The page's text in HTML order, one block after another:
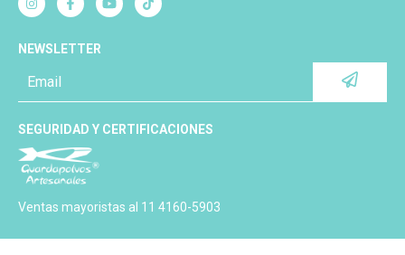
NEWSLETTER
SEGURIDAD Y CERTIFICACIONES
Ventas mayoristas al 11 4160-5903